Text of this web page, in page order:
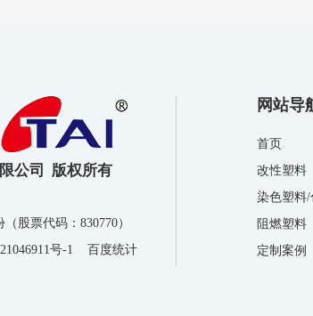
公司 版权所有
股票代码：830770）
号-1 百度统计
网站导
首页
改性塑料
染色塑料/
阻燃塑料
定制案例